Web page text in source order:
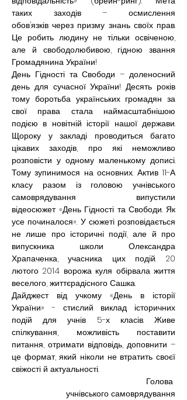
таких заходів – осмислення
обов’язків через призму знань своїх прав.
Це робить людину не тільки освіченою,
але й свободолюбивою, гідною звання
Громадянина України!
День Гідності та Свободи – доленосний
день для сучасної України! Десять років
тому боротьба українських громадян за
свої права стала наймасштабнішою
подією в новітній історії нашої держави.
Щороку у закладі проводиться багато
цікавих заходів, про які неможливо
розповісти у одному маленькому дописі.
Тому зупинимося на основних. Актив 11-А
класу разом із головою учнівського
самоврядування випустили
відеосюжет «День Гідності та Свободи. Як
усе починалося». У сюжеті розповідається
не лише про історичні події, але й про
випускника школи Олександра
Храпаченка, учасника цих подій. 20
лютого 2014 ворожа куля обірвала життя
веселого, життєрадісного Сашка.
Дайджест від учкому «День в історії
України» - стислий виклад історичних
подій для учнів 5-х класів. Живе
спілкування, можливість поставити
питання, отримати відповідь, доповнити –
це формат, який ніколи не втратить своєї
свіжості й актуальності.
Голова
учнівського самоврядування